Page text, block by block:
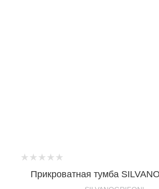
Прикроватная тумба